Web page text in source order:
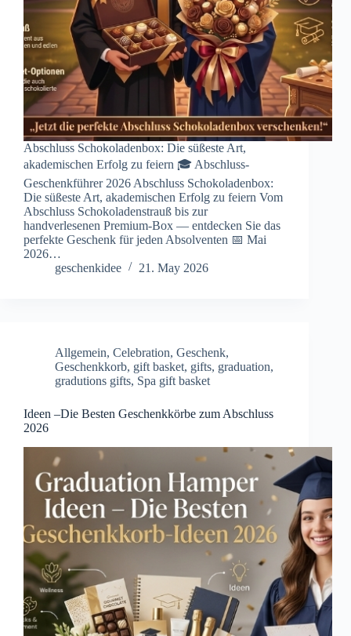
Abschluss Schokoladenbox: Die süßeste Art,
akademischen Erfolg zu feiern 🎓 Abschluss-
Geschenkführer 2026 Abschluss Schokoladenbox:
Die süßeste Art, akademischen Erfolg zu feiern Vom
Abschluss Schokoladenstrauß bis zur
handverlesenen Premium-Box — entdecken Sie das
perfekte Geschenk für jeden Absolventen 📅 Mai
2026…
geschenkidee
21. May 2026
Allgemein, Celebration, Geschenk,
Geschenkkorb, gift basket, gifts, graduation,
gradutions gifts, Spa gift basket
Ideen –Die Besten Geschenkkörbe zum Abschluss
2026